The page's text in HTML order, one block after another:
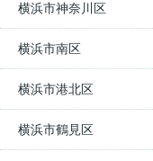
横浜市神奈川区
横浜市南区
横浜市港北区
横浜市鶴見区